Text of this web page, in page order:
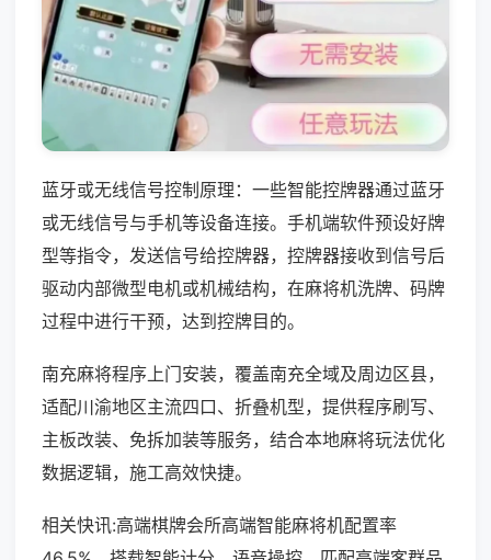
蓝牙或无线信号控制原理：一些智能控牌器通过蓝牙
或无线信号与手机等设备连接。手机端软件预设好牌
型等指令，发送信号给控牌器，控牌器接收到信号后
驱动内部微型电机或机械结构，在麻将机洗牌、码牌
过程中进行干预，达到控牌目的。
南充麻将程序上门安装，覆盖南充全域及周边区县，
适配川渝地区主流四口、折叠机型，提供程序刷写、
主板改装、免拆加装等服务，结合本地麻将玩法优化
数据逻辑，施工高效快捷。
相关快讯:高端棋牌会所高端智能麻将机配置率